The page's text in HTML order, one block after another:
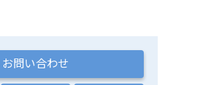
お問い合わせ